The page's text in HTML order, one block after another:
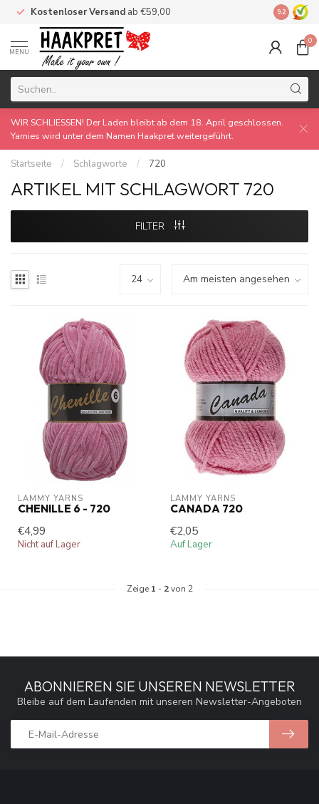
Kostenloser Versand ab €59,00 Made by
9.2
MENU
0
WIR SCHLIESSEN! Der Laden bleibt ab dem 18. April geschlossen.
Yarnies wird unter dem Namen Haakpret weitergeführt.
Startseite / Schlagworte / 720
ARTIKEL MIT SCHLAGWORT 720
FILTER
LAMMY YARNS
CHENILLE 6 - 720
€4,99
Nicht auf Lager
LAMMY YARNS
CANADA 720
€2,05
Auf Lager
Zeige 1 - 2von 2
ABONNIEREN SIE UNSEREN NEWSLETTER
Bleibe auf dem Laufenden mit unseren Newsletter-Angeboten